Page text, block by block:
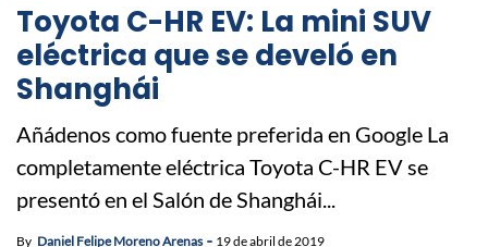
Toyota C-HR EV: La mini SUV
eléctrica que se develó en
Shanghái
Añádenos como fuente preferida en Google La
completamente eléctrica Toyota C-HR EV se
presentó en el Salón de Shanghái...
By Daniel Felipe Moreno Arenas 19 de abril de 2019